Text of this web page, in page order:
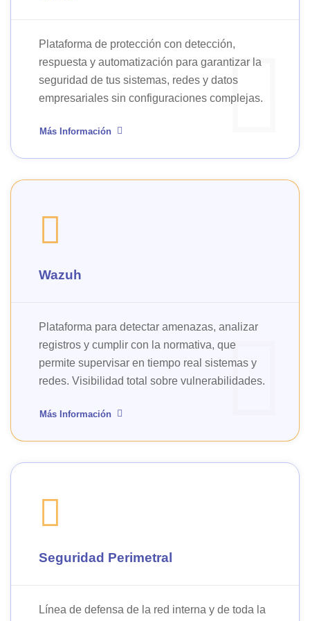
Plataforma de protección con detección,
respuesta y automatización para garantizar la
seguridad de tus sistemas, redes y datos
empresariales sin configuraciones complejas.
Más Información
Wazuh
Plataforma para detectar amenazas, analizar
registros y cumplir con la normativa, que
permite supervisar en tiempo real sistemas y
redes. Visibilidad total sobre vulnerabilidades.
Más Información
Seguridad Perimetral
Línea de defensa de la red interna y de toda la